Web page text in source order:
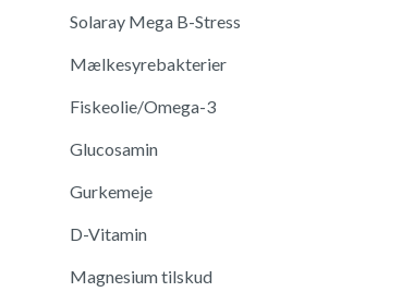
Solaray Mega B-Stress
Mælkesyrebakterier
Fiskeolie/Omega-3
Glucosamin
Gurkemeje
D-Vitamin
Magnesium tilskud